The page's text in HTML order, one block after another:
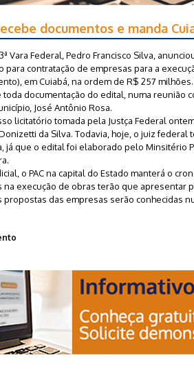
documentos e manda
Vara Federal, Pedro Francisco Silva,
para contratação de empresas para a
em Cuiabá, na ordem de R$ 257
documentação do edital, numa reunião
José Antônio Rosa.
licitatório tomada pela Justça Federal
da Silva. Todavia, hoje, o juiz federal
já que o edital foi elaborado pelo Minsitério
o PAC na capital do Estado manterá o
execução de obras terão que apresentar
propostas das empresas serão conhecidas